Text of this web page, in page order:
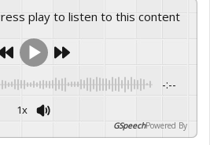
Press play to listen to this content
-:--
1x
Powered By
GSpeech